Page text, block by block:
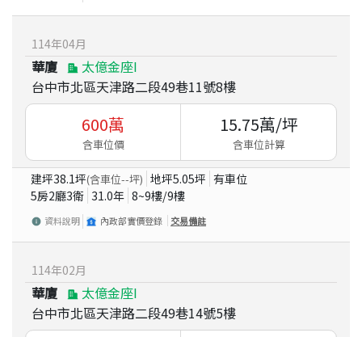
114年04月
華廈
太億金座I
台中市北區天津路二段49巷11號8樓
600萬
含車位價
15.75萬/坪
含車位計算
建坪38.1坪(含車位--坪) 地坪5.05坪 有車位
5房2廳3衛 31.0年 8~9樓/9樓
資料說明 內政部實價登錄 交易備註
114年02月
華廈
太億金座I
台中市北區天津路二段49巷14號5樓